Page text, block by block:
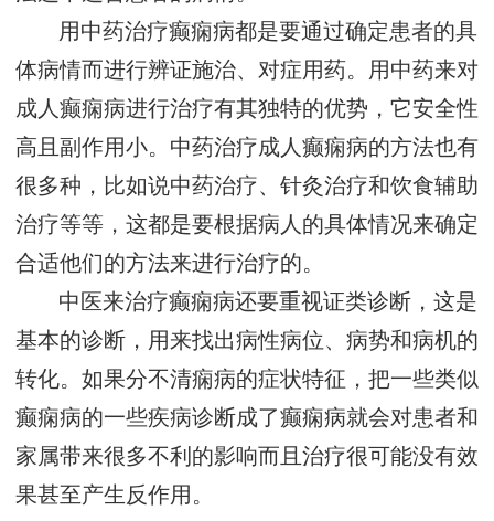
用中药治疗癫痫病都是要通过确定患者的具
体病情而进行辨证施治、对症用药。用中药来对
成人癫痫病进行治疗有其独特的优势，它安全性
高且副作用小。中药治疗成人癫痫病的方法也有
很多种，比如说中药治疗、针灸治疗和饮食辅助
治疗等等，这都是要根据病人的具体情况来确定
合适他们的方法来进行治疗的。
中医来治疗癫痫病还要重视证类诊断，这是
基本的诊断，用来找出病性病位、病势和病机的
转化。如果分不清痫病的症状特征，把一些类似
癫痫病的一些疾病诊断成了癫痫病就会对患者和
家属带来很多不利的影响而且治疗很可能没有效
果甚至产生反作用。